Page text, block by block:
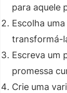
para aquele
Escolha
transformá-
Escreva um
promessa
Crie uma